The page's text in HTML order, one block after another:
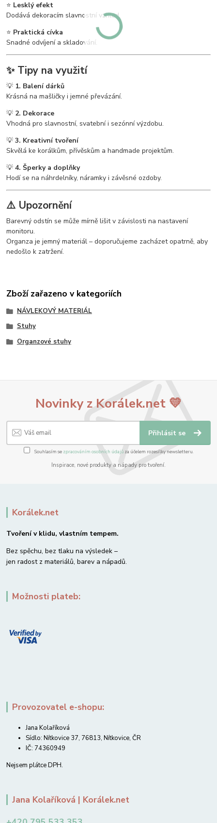
⭐ Lesklý efekt
Dodává dekoracím slavnostní vzhled.
⭐ Praktická cívka
Snadné odvíjení a skladování.
✨ Tipy na využití
💡 1. Balení dárků
Krásná na mašličky i jemné převázání.
💡 2. Dekorace
Vhodná pro slavnostní, svatební i sezónní výzdobu.
💡3. Kreativní tvoření
Skvělá ke korálkům, přívěskům a handmade projektům.
💡4. Šperky a doplňky
Hodí se na náhrdelníky, náramky i závěsné ozdoby.
⚠️ Upozornění
Barevný odstín se může mírně lišit v závislosti na nastavení
monitoru.
Organza je jemný materiál – doporučujeme zacházet opatrně, aby
nedošlo k zatržení.
Zboží zařazeno v kategoriích
NÁVLEKOVÝ MATERIÁL
Stuhy
Organzové stuhy
Novinky z Korálek.net 💛
Přihlásit se
Souhlasím se zpracováním osobních údajůza účelem rozesílky newsletteru.
Inspirace, nové produkty a nápady pro tvoření.
Korálek.net
Tvoření v klidu, vlastním tempem.
Bez spěchu, bez tlaku na výsledek –
jen radost z materiálů, barev a nápadů.
Možnosti plateb:
Provozovatel e-shopu:
Jana Kolaříková
Sídlo: Nítkovice 37, 76813, Nítkovice, ČR
IČ: 74360949
Nejsem plátce DPH.
Jana Kolaříková | Korálek.net